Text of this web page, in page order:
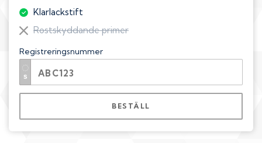
Klarlackstift
Rostskyddande primer
Registreringsnummer
BESTÄLL